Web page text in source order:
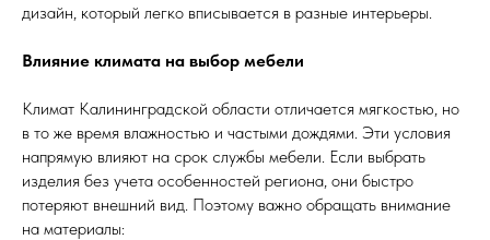
дизайн, который легко вписывается в разные интерьеры.
Влияние климата на выбор мебели
Климат Калининградской области отличается мягкостью, но
в то же время влажностью и частыми дождями. Эти условия
напрямую влияют на срок службы мебели. Если выбрать
изделия без учета особенностей региона, они быстро
потеряют внешний вид. Поэтому важно обращать внимание
на материалы: